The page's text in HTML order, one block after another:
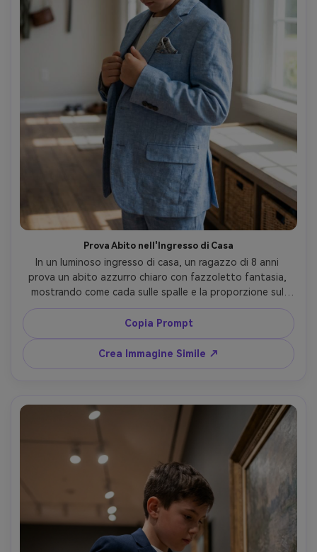
Prova Abito nell'Ingresso di Casa
In un luminoso ingresso di casa, un ragazzo di 8 anni
prova un abito azzurro chiaro con fazzoletto fantasia,
mostrando come cada sulle spalle e la proporzione sul
corpo; luce naturale da finestra, Canon R6 35mm, ritratto
a tre quarti, ombre naturali, dettaglio fotorealistico, capo
drappeggiato naturalmente sulla sua figura --ar 4:5
Copia Prompt
Crea Immagine Simile ↗